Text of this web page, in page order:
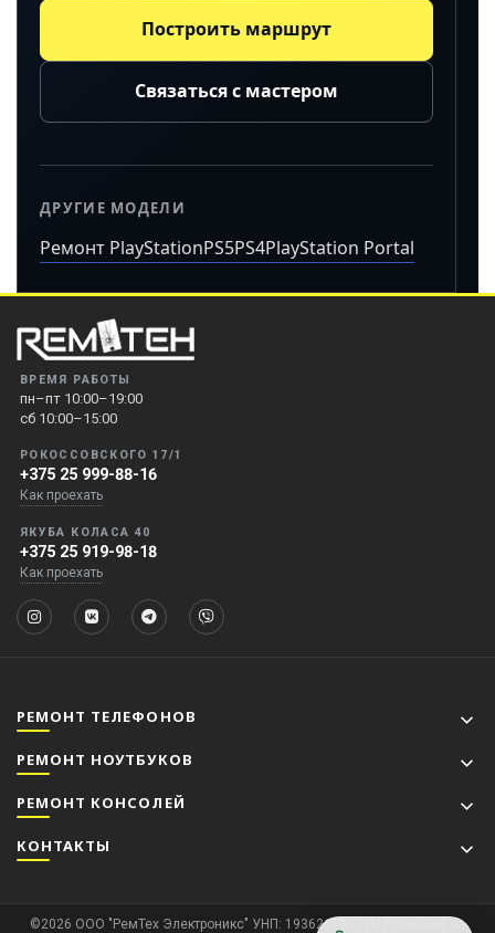
Построить маршрут
Связаться с мастером
ДРУГИЕ МОДЕЛИ
Ремонт PlayStationPS5PS4PlayStation Portal
ВРЕМЯ РАБОТЫ
пн–пт 10:00–19:00
сб 10:00–15:00
РОКОССОВСКОГО 17/1
+375 25 999-88-16
Как проехать
ЯКУБА КОЛАСА 40
+375 25 919-98-18
Как проехать
РЕМОНТ ТЕЛЕФОНОВ
РЕМОНТ НОУТБУКОВ
РЕМОНТ КОНСОЛЕЙ
КОНТАКТЫ
©2026 ООО "РемТех Электроникс" УНП: 193626680 | Информация на